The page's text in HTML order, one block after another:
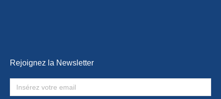
Rejoignez la Newsletter